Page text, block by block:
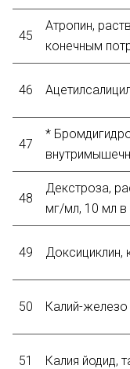
45
Атропин,
конечным
46
47
*
48
Декстроза,
мг/мл, 10 мл в
49 Доксициклин,
50 Калий-железо
51 Калия йодид,